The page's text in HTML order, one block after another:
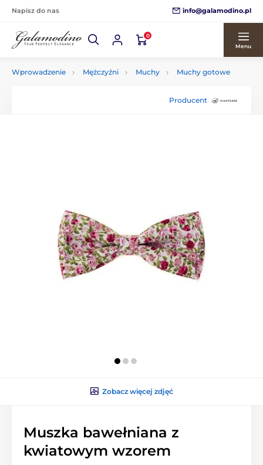
Napisz do nas info@galamodino.pl
0
Menu
Wprowadzenie Mężczyźni Muchy Muchy gotowe
Producent
Zobacz więcej zdjęć
Muszka bawełniana z
kwiatowym wzorem